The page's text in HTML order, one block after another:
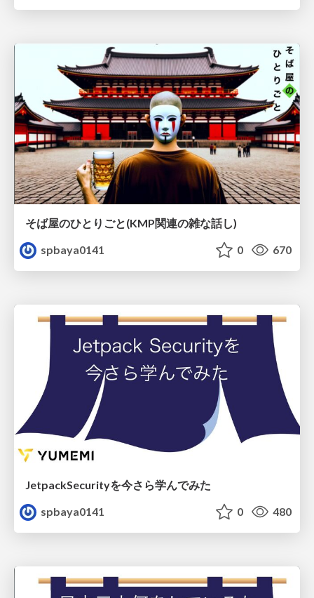
そば屋のひとりごと(KMP関連の雑な話し)
spbaya0141
0 670
JetpackSecurityを今さら学んでみた
spbaya0141
0 480